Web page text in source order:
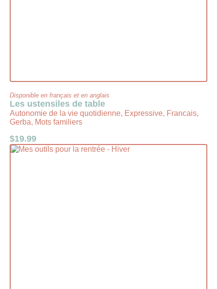
Disponible en français et en anglais
Les ustensiles de table
Autonomie de la vie quotidienne, Expressive, Francais,
Gerba, Mots familiers
$19.99